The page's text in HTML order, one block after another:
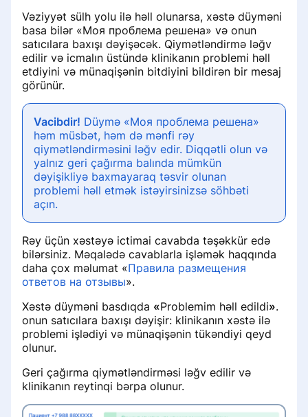
Vəziyyət sülh yolu ilə həll olunarsa, xəstə düyməni
basa bilər «Моя проблема решена» və onun
satıcılara baxışı dəyişəcək. Qiymətləndirmə ləğv
edilir və icmalın üstündə klinikanın problemi həll
etdiyini və münaqişənin bitdiyini bildirən bir mesaj
görünür.
Vacibdir! Düymə «Моя проблема решена»
həm müsbət, həm də mənfi rəy
qiymətləndirməsini ləğv edir. Diqqətli olun və
yalnız geri çağırma balında mümkün
dəyişikliyə baxmayaraq təsvir olunan
problemi həll etmək istəyirsinizsə söhbəti
açın.
Rəy üçün xəstəyə ictimai cavabda təşəkkür edə
bilərsiniz. Məqalədə cavablarla işləmək haqqında
daha çox məlumat «Правила размещения
ответов на отзывы».
Xəstə düyməni basdıqda «Problemim həll edildi».
onun satıcılara baxışı dəyişir: klinikanın xəstə ilə
problemi işlədiyi və münaqişənin tükəndiyi qeyd
olunur.
Geri çağırma qiymətləndirməsi ləğv edilir və
klinikanın reytinqi bərpa olunur.